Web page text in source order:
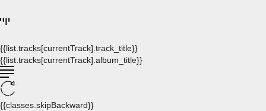
{{list.tracks[currentTrack].track_title}}
{{list.tracks[currentTrack].album_title}}
{{classes.skipBackward}}